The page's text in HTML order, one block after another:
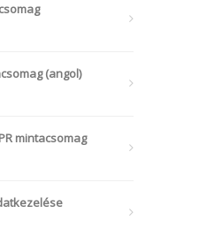
(angol)
mintacsomag